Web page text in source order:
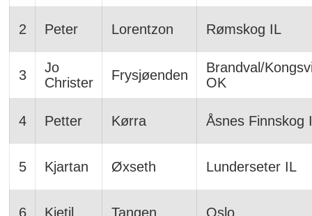
2 Peter Lorentzon Rømskog IL
3
Jo
Christer
Frysjøenden
Brandval/
OK
4 Petter Kørra Åsnes Finnskog
5 Kjartan Øxseth Lunderseter IL
6 Kjetil Tangen Oslo